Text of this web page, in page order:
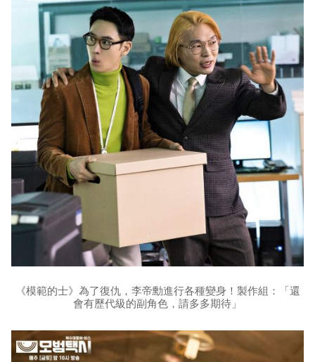
《模範的士》為了復仇，李帝勳進行各種變身！製作組：「還
會有歷代級的副角色，請多多期待」